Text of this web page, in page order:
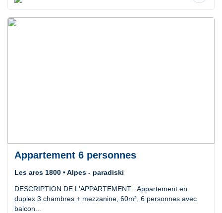
Appartement 6 personnes
Les arcs 1800 • Alpes - paradiski
DESCRIPTION DE L'APPARTEMENT : Appartement en
duplex 3 chambres + mezzanine, 60m², 6 personnes avec
balcon...